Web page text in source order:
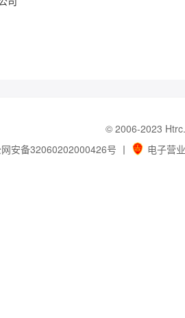
© 2006-2023
安备32060202000426号 丨 电子营